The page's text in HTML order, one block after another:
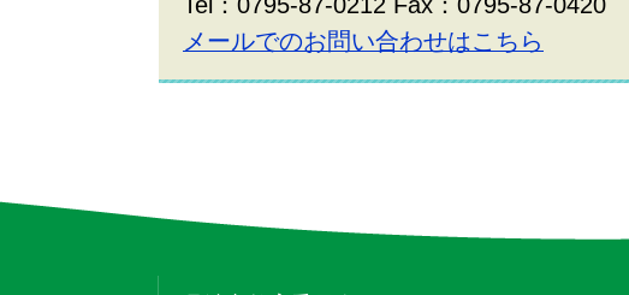
メールでのお問い合わせはこちら